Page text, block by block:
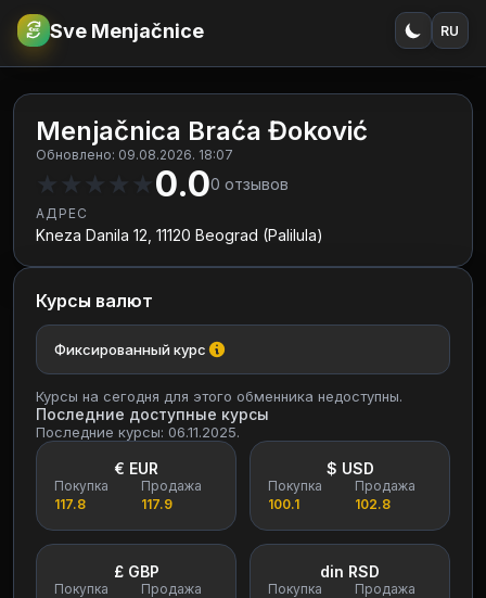
€RSD Sve Menjačnice RU
Menjačnica Braća Đoković
Обновлено: 09.08.2026. 18:07
★ ★ ★ ★ ★0.00 отзывов
АДРЕС
Kneza Danila 12, 11120 Beograd (Palilula)
Курсы валют
Фиксированный курс
Курсы на сегодня для этого обменника недоступны.
Последние доступные курсы
Последние курсы: 06.11.2025.
€ EUR
Покупка
117.8
Продажа
117.9
$ USD
Покупка
100.1
Продажа
102.8
£ GBP
Покупка
Продажа
din RSD
Покупка
Продажа